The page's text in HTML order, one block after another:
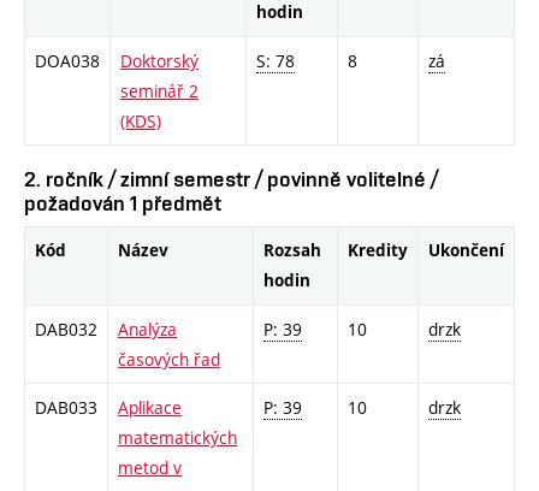
hodin
DOA038
Doktorský
seminář 2
(KDS)
S: 78 8 zá
2. ročník / zimní semestr / povinně volitelné /
požadován 1 předmět
Kód Název
Rozsah
hodin
Kredity Ukončení
DAB032
Analýza
časových řad
P: 39 10 drzk
DAB033
Aplikace
matematických
metod v
P: 39 10 drzk